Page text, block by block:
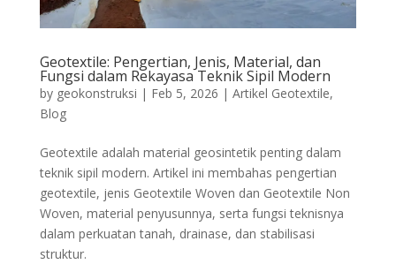
Geotextile: Pengertian, Jenis, Material, dan
Fungsi dalam Rekayasa Teknik Sipil Modern
by geokonstruksi | Feb 5, 2026 | Artikel Geotextile,
Blog
Geotextile adalah material geosintetik penting dalam
teknik sipil modern. Artikel ini membahas pengertian
geotextile, jenis Geotextile Woven dan Geotextile Non
Woven, material penyusunnya, serta fungsi teknisnya
dalam perkuatan tanah, drainase, dan stabilisasi
struktur.